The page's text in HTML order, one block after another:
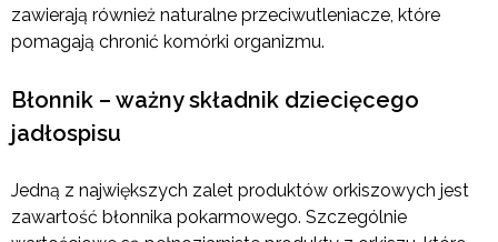
zawierają również naturalne przeciwutleniacze, które
pomagają chronić komórki organizmu.
Błonnik – ważny składnik dziecięcego
jadłospisu
Jedną z największych zalet produktów orkiszowych jest
zawartość błonnika pokarmowego. Szczególnie